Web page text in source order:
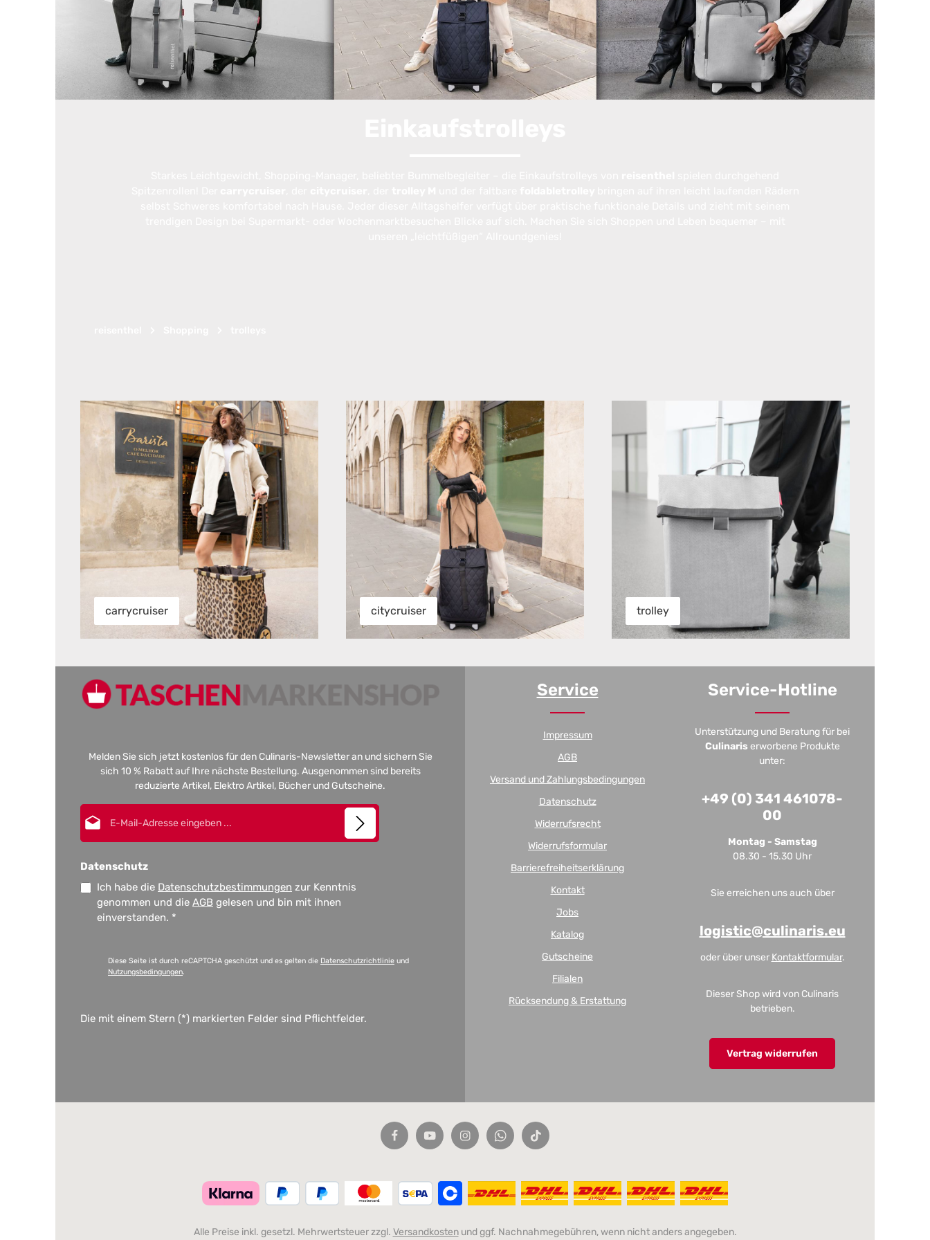
carrycruiser
carrycruiser
citycruiser
citycruiser trolley
Melden Sie sich jetzt kostenlos für den Culinaris-Newsletter an und sichern Sie
sich 10 % Rabatt auf Ihre nächste Bestellung. Ausgenommen sind bereits
reduzierte Artikel, Elektro Artikel, Bücher und Gutscheine.
Datenschutz
Ich habe die Datenschutzbestimmungen zur Kenntnis
genommen und die AGB gelesen und bin mit ihnen
einverstanden. *
Diese Seite ist durch reCAPTCHA geschützt und es gelten die Datenschutzrichtlinie und
Nutzungsbedingungen.
Die mit einem Stern (*) markierten Felder sind Pflichtfelder.
Service
Impressum
AGB
Versand und Zahlungsbedingungen
Datenschutz
Widerrufsrecht
Widerrufsformular
Barrierefreiheitserklärung
Kontakt
Jobs
Katalog
Gutscheine
Filialen
Rücksendung & Erstattung
Service-Hotline
Unterstützung und Beratung für bei
Culinaris erworbene Produkte
unter:
+49 (0) 341 461078-
00
Montag - Samstag
08.30 - 15.30 Uhr
Sie erreichen uns auch über
logistic@culinaris.eu
oder über unser Kontaktformular.
Dieser Shop wird von Culinaris
betrieben.
Vertrag widerrufen
Alle Preise inkl. gesetzl. Mehrwertsteuer zzgl. Versandkostenund ggf. Nachnahmegebühren, wenn nicht anders angegeben.